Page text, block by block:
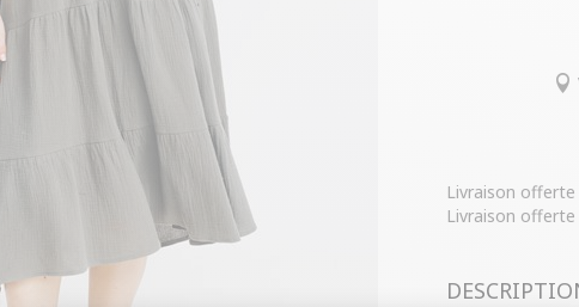
Livraison offerte
Livraison